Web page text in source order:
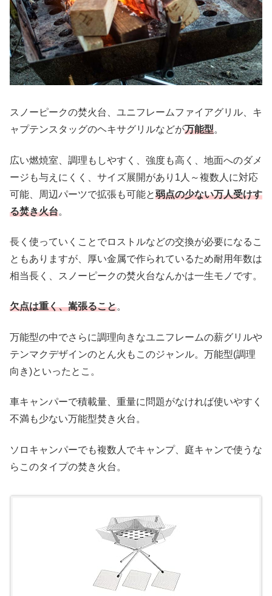
スノーピークの焚火台、ユニフレームファイアグリル、キ
ャプテンスタッグのヘキサグリルなどが万能型。
広い燃焼室、調理もしやすく、強度も高く、地面へのダメ
ージも与えにくく、サイズ展開があり1人～複数人に対応
可能、周辺パーツで拡張も可能と弱点の少ない万人受けす
る焚き火台。
長く使っていくことでロストルなどの交換が必要になるこ
ともありますが、厚い金属で作られているため耐用年数は
相当長く、スノーピークの焚火台なんかは一生モノです。
欠点は重く、嵩張ること。
万能型の中でさらに調理向きなユニフレームの薪グリルや
テンマクデザインのとん火もこのジャンル。万能型(調理
向き)といったとこ。
車キャンパーで積載量、重量に問題がなければ使いやすく
不満も少ない万能型焚き火台。
ソロキャンパーでも複数人でキャンプ、庭キャンで使うな
らこのタイプの焚き火台。